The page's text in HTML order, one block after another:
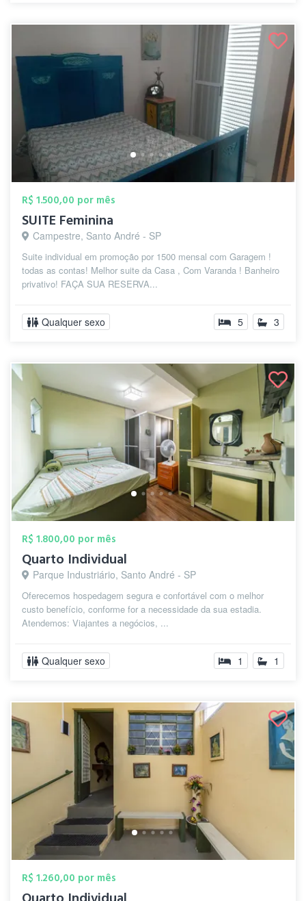
R$ 1.500,00 por mês
SUITE Feminina
Campestre, Santo André - SP
Suite individual em promoção por 1500 mensal com Garagem !
todas as contas! Melhor suite da Casa , Com Varanda ! Banheiro
privativo! FAÇA SUA RESERVA...
Qualquer sexo 5 3
R$ 1.800,00 por mês
Quarto Individual
Parque Industriário, Santo André - SP
Oferecemos hospedagem segura e confortável com o melhor
custo benefício, conforme for a necessidade da sua estadia.
Atendemos: Viajantes a negócios, ...
Qualquer sexo 1 1
R$ 1.260,00 por mês